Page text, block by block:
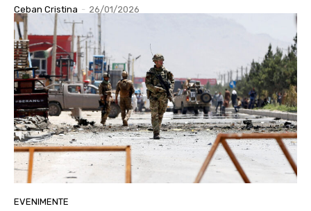
Ceban Cristina - 26/01/2026
EVENIMENTE